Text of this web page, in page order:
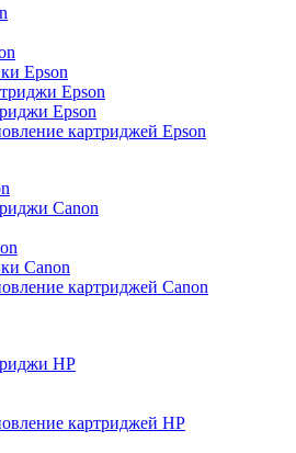
Epson
Epson
Epson
картриджей Epson
Canon
Canon
картриджей Canon
HP
картриджей HP